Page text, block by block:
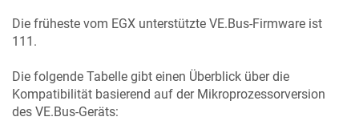
Die früheste vom EGX unterstützte VE.Bus-Firmware ist
111.
Die folgende Tabelle gibt einen Überblick über die
Kompatibilität basierend auf der Mikroprozessorversion
des VE.Bus-Geräts: